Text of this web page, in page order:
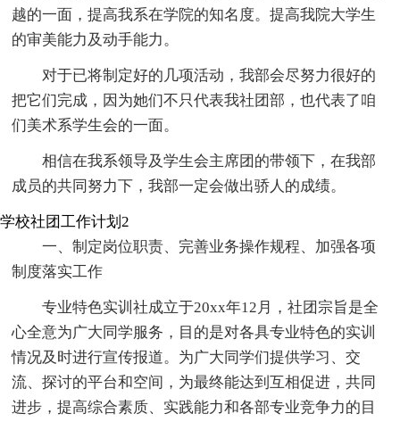
越的一面，提高我系在学院的知名度。提高我院大学生
的审美能力及动手能力。
对于已将制定好的几项活动，我部会尽努力很好的
把它们完成，因为她们不只代表我社团部，也代表了咱
们美术系学生会的一面。
相信在我系领导及学生会主席团的带领下，在我部
成员的共同努力下，我部一定会做出骄人的成绩。
学校社团工作计划2
一、制定岗位职责、完善业务操作规程、加强各项
制度落实工作
专业特色实训社成立于20xx年12月，社团宗旨是全
心全意为广大同学服务，目的是对各具专业特色的实训
情况及时进行宣传报道。为广大同学们提供学习、交
流、探讨的平台和空间，为最终能达到互相促进，共同
进步，提高综合素质、实践能力和各部专业竞争力的目